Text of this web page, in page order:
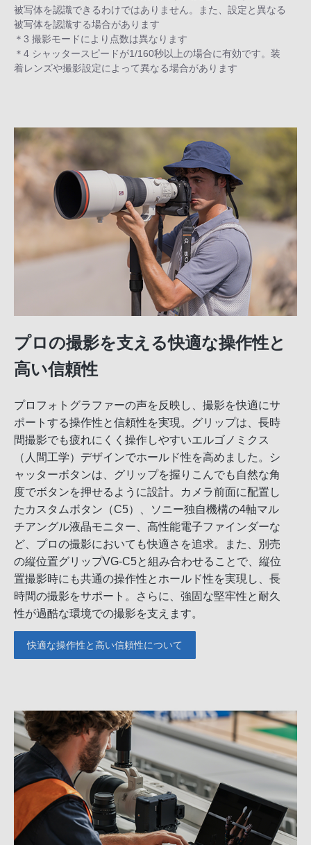
被写体を認識できるわけではありません。また、設定と異なる
被写体を認識する場合があります
＊3 撮影モードにより点数は異なります
＊4 シャッタースピードが1/160秒以上の場合に有効です。装
着レンズや撮影設定によって異なる場合があります
プロの撮影を支える快適な操作性と
高い信頼性
プロフォトグラファーの声を反映し、撮影を快適にサ
ポートする操作性と信頼性を実現。グリップは、長時
間撮影でも疲れにくく操作しやすいエルゴノミクス
（人間工学）デザインでホールド性を高めました。シ
ャッターボタンは、グリップを握りこんでも自然な角
度でボタンを押せるように設計。カメラ前面に配置し
たカスタムボタン（C5）、ソニー独自機構の4軸マル
チアングル液晶モニター、高性能電子ファインダーな
ど、プロの撮影においても快適さを追求。また、別売
の縦位置グリップVG-C5と組み合わせることで、縦位
置撮影時にも共通の操作性とホールド性を実現し、長
時間の撮影をサポート。さらに、強固な堅牢性と耐久
性が過酷な環境での撮影を支えます。
快適な操作性と高い信頼性について